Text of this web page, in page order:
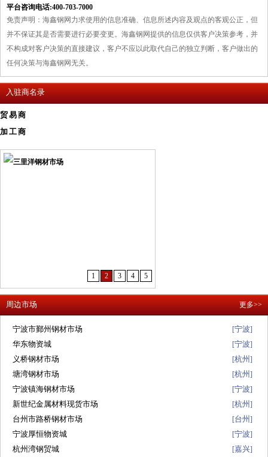
平台咨询电话:400-703-7000
免责声明：海鑫钢网力求使用的信息准确、信息所述内容及观点的客观公正，但
并不保证其是否需要进行必要变更。海鑫钢网提供的信息仅供客户决策参考，并
不构成对客户决策的直接建议，客户不应以此取代自己的独立判断，客户做出的
任何决策与海鑫钢网无关。
入驻商名录
贸易商
加工商
1 2 3 4 5
周边市场 更多>>
[宁波]
宁波市鄞州钢材市场
[宁波]
华东物资城
[杭州 ]
义桥钢材市场
[杭州 ]
塘湾钢材市场
[宁波]
宁波镇海钢材市场
[杭州 ]
新世纪金属材料现货市场
[台州 ]
台州市路桥钢材市场
[宁波]
宁波厚恒物资城
[嘉兴]
杭州湾钢贸城